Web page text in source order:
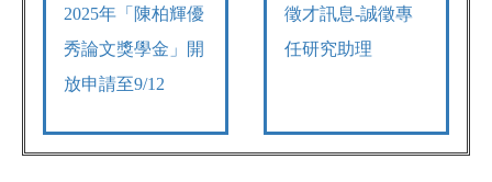
2025年「陳柏輝優
秀論文獎學金」開
放申請至9/12
徵才訊息-誠徵專
任研究助理